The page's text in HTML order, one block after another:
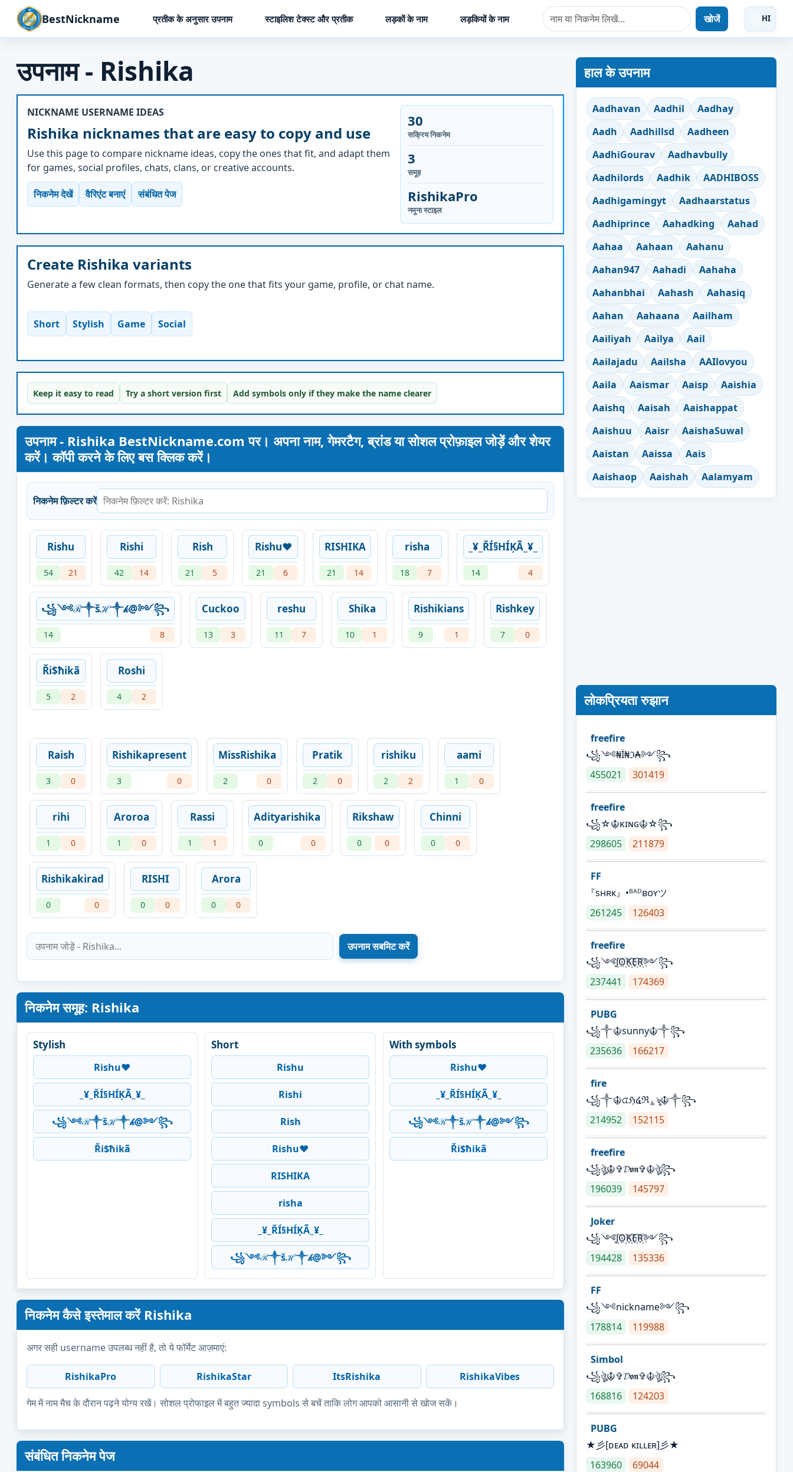
BestNickname प्रतीक के अनुसार उपनाम स्टाइलिश टेक्स्ट और प्रतीक लड़कों के नाम लड़कियों के नाम खोजें HI
उपनाम - Rishika
NICKNAME USERNAME IDEAS
Rishika nicknames that are easy to copy and use
Use this page to compare nickname ideas, copy the ones that fit, and adapt them
for games, social profiles, chats, clans, or creative accounts.
निकनेम देखें वैरिएंट बनाएं संबंधित पेज
30
सक्रिय निकनेम
3
समूह
RishikaPro
नमूना स्टाइल
Create Rishika variants
Generate a few clean formats, then copy the one that fits your game, profile, or chat name.
Short Stylish Game Social
Keep it easy to read Try a short version first Add symbols only if they make the name clearer
उपनाम - Rishika BestNickname.com पर। अपना नाम, गेमरटैग, ब्रांड या सोशल प्रोफ़ाइल जोड़ें और शेयर
करें। कॉपी करने के लिए बस क्लिक करें।
निकनेम फ़िल्टर करें
Rishu
54 21
Rishi
42 14
Rish
21 5
Rishu❤
21 6
RISHIKA
21 14
risha
18 7
_¥_ŘÍ§HÍĶÃ_¥_
14 4
꧁༺ℛ༒šℋ༒𝓀@༻꧂
14 8
Cuckoo
13 3
reshu
11 7
Shika
10 1
Rishikians
9 1
Rishkey
7 0
Ři$ħikã
5 2
Roshi
4 2
Raish
3 0
Rishikapresent
3 0
MissRishika
2 0
Pratik
2 0
rishiku
2 2
aami
1 0
rihi
1 0
Aroroa
1 0
Rassi
1 1
Adityarishika
0 0
Rikshaw
0 0
Chinni
0 0
Rishikakirad
0 0
RISHI
0 0
Arora
0 0
निकनेम समूह: Rishika
Stylish
Rishu❤
_¥_ŘÍ§HÍĶÃ_¥_
꧁༺ℛ༒šℋ༒𝓀@༻꧂
Ři$ħikã
Short
Rishu
Rishi
Rish
Rishu❤
RISHIKA
risha
_¥_ŘÍ§HÍĶÃ_¥_
꧁༺ℛ༒šℋ༒𝓀@༻꧂
With symbols
Rishu❤
_¥_ŘÍ§HÍĶÃ_¥_
꧁༺ℛ༒šℋ༒𝓀@༻꧂
Ři$ħikã
निकनेम कैसे इस्तेमाल करें Rishika
अगर सही username उपलब्ध नहीं है, तो ये फॉर्मेट आज़माएं:
RishikaPro RishikaStar ItsRishika RishikaVibes
गेम में नाम मैच के दौरान पढ़ने योग्य रखें। सोशल प्रोफाइल में बहुत ज्यादा symbols से बचें ताकि लोग आपको आसानी से खोज सकें।
संबंधित निकनेम पेज
हाल के उपनाम
Aadhavan Aadhil
Aadhay
Aadh
Aadhillsd
Aadheen
AadhiGourav
Aadhavbully
Aadhilords
Aadhik
AADHIBOSS
Aadhigamingyt
Aadhaarstatus
Aadhiprince
Aahadking
Aahad
Aahaa
Aahaan
Aahanu
Aahan947
Aahadi
Aahaha
Aahanbhai
Aahash
Aahasiq
Aahan
Aahaana
Aailham
Aailiyah
Aailya
Aail
Aailajadu
Aailsha
AAIlovyou
Aaila
Aaismar Aaisp
Aaishia
Aaishq
Aaisah
Aaishappat
Aaishuu
Aaisr
AaishaSuwal
Aaistan
Aaissa
Aais
Aaishaop
Aaishah Aalamyam
लोकप्रियता रुझान
freefire
꧁༺₦Ї₦ℑ₳༻꧂
455021
301419
freefire
꧁☆☬κɪɴɢ☬☆꧂
298605
211879
FF
『sʜʀᴋ』•ᴮᴬᴰʙᴏʏツ
261245
126403
freefire
꧁༺J꙰O꙰K꙰E꙰R꙰༻꧂
237441
174369
PUBG
꧁༒☬sunny☬༒꧂
235636
166217
fire
꧁༒☬ᤂℌ໔ℜ؏ৡ☬༒꧂
214952
152115
freefire
꧁ঔৣ☬✞𝓓𝖔𝖓✞☬ঔৣ꧂
196039
145797
Joker
꧁༺J꙰O꙰K꙰E꙰R꙰༻꧂
194428
135336
FF
꧁༺nickname༻꧂
178814
119988
Simbol
꧁ঔৣ☬✞𝓓𝖔𝖓✞☬ঔৣ꧂
168816
124203
PUBG
★彡[ᴅᴇᴀᴅ ᴋɪʟʟᴇʀ]彡★
163960
69044